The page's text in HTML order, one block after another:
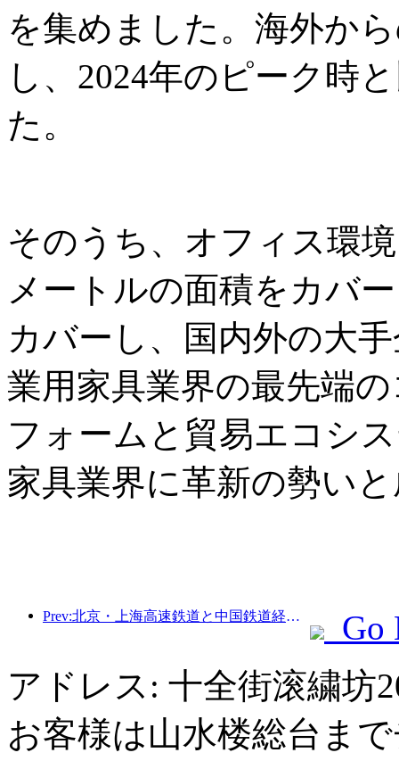
を集めました。海外か
し、2024年のピーク時
た。
そのうち、オフィス環
メートルの面積をカバ
カバーし、国内外の大
業用家具業界の最先端
フォームと貿易エコシ
家具業界に革新の勢い
Prev:北京・上海高速鉄道と中国鉄道経済研究所は、高速鉄道の高品質な発展を共同で推進するための戦略的協力に達した。
Go
アドレス: 十全街滚繍坊
お客様は山水楼総台ま